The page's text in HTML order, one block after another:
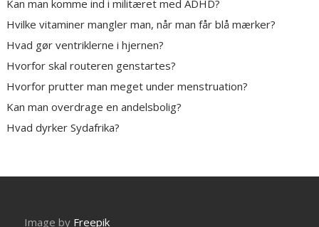
Kan man komme ind i militæret med ADHD?
Hvilke vitaminer mangler man, når man får blå mærker?
Hvad gør ventriklerne i hjernen?
Hvorfor skal routeren genstartes?
Hvorfor prutter man meget under menstruation?
Kan man overdrage en andelsbolig?
Hvad dyrker Sydafrika?
Image by Freepik